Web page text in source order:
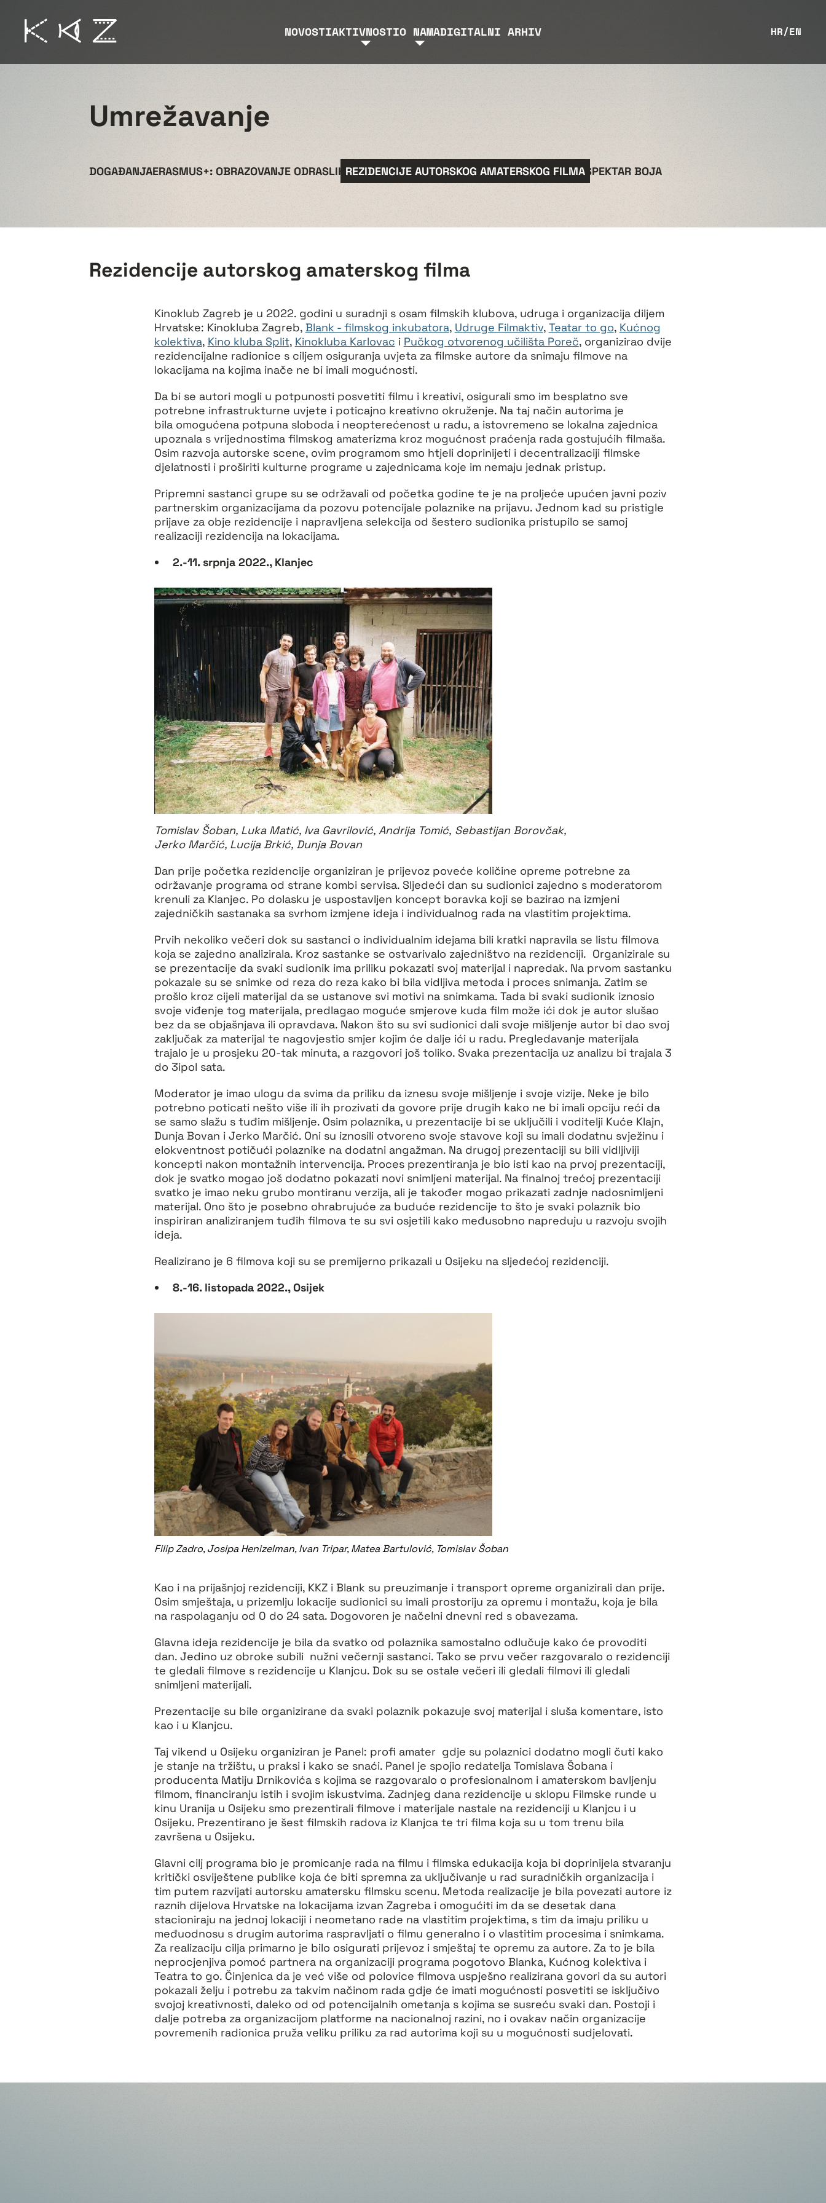
NOVOSTIAKTIVNOSTIO NAMADIGITALNI ARHIV HR/EN
Umrežavanje
DOGAĐANJAERASMUS+: OBRAZOVANJE ODRASLIH REZIDENCIJE AUTORSKOG AMATERSKOG FILMA SPEKTAR BOJA
Rezidencije autorskog amaterskog filma
Kinoklub Zagreb je u 2022. godini u suradnji s osam filmskih klubova, udruga i organizacija diljem
Hrvatske: Kinokluba Zagreb, Blank - filmskog inkubatora, Udruge Filmaktiv, Teatar to go, Kućnog
kolektiva, Kino kluba Split, Kinokluba Karlovac i Pučkog otvorenog učilišta Poreč, organizirao dvije
rezidencijalne radionice s ciljem osiguranja uvjeta za filmske autore da snimaju filmove na
lokacijama na kojima inače ne bi imali mogućnosti.
Da bi se autori mogli u potpunosti posvetiti filmu i kreativi, osigurali smo im besplatno sve
potrebne infrastrukturne uvjete i poticajno kreativno okruženje. Na taj način autorima je
bila omogućena potpuna sloboda i neopterećenost u radu, a istovremeno se lokalna zajednica
upoznala s vrijednostima filmskog amaterizma kroz mogućnost praćenja rada gostujućih filmaša.
Osim razvoja autorske scene, ovim programom smo htjeli doprinijeti i decentralizaciji filmske
djelatnosti i proširiti kulturne programe u zajednicama koje im nemaju jednak pristup.
Pripremni sastanci grupe su se održavali od početka godine te je na proljeće upućen javni poziv
partnerskim organizacijama da pozovu potencijale polaznike na prijavu. Jednom kad su pristigle
prijave za obje rezidencije i napravljena selekcija od šestero sudionika pristupilo se samoj
realizaciji rezidencija na lokacijama.
2.-11. srpnja 2022., Klanjec
Tomislav Šoban, Luka Matić, Iva Gavrilović, Andrija Tomić, Sebastijan Borovčak,
Jerko Marčić, Lucija Brkić, Dunja Bovan
Dan prije početka rezidencije organiziran je prijevoz poveće količine opreme potrebne za
održavanje programa od strane kombi servisa. Sljedeći dan su sudionici zajedno s moderatorom
krenuli za Klanjec. Po dolasku je uspostavljen koncept boravka koji se bazirao na izmjeni
zajedničkih sastanaka sa svrhom izmjene ideja i individualnog rada na vlastitim projektima.
Prvih nekoliko večeri dok su sastanci o individualnim idejama bili kratki napravila se listu filmova
koja se zajedno analizirala. Kroz sastanke se ostvarivalo zajedništvo na rezidenciji. Organizirale su
se prezentacije da svaki sudionik ima priliku pokazati svoj materijal i napredak. Na prvom sastanku
pokazale su se snimke od reza do reza kako bi bila vidljiva metoda i proces snimanja. Zatim se
prošlo kroz cijeli materijal da se ustanove svi motivi na snimkama. Tada bi svaki sudionik iznosio
svoje viđenje tog materijala, predlagao moguće smjerove kuda film može ići dok je autor slušao
bez da se objašnjava ili opravdava. Nakon što su svi sudionici dali svoje mišljenje autor bi dao svoj
zaključak za materijal te nagovjestio smjer kojim će dalje ići u radu. Pregledavanje materijala
trajalo je u prosjeku 20-tak minuta, a razgovori još toliko. Svaka prezentacija uz analizu bi trajala 3
do 3ipol sata.
Moderator je imao ulogu da svima da priliku da iznesu svoje mišljenje i svoje vizije. Neke je bilo
potrebno poticati nešto više ili ih prozivati da govore prije drugih kako ne bi imali opciju reći da
se samo slažu s tuđim mišljenje. Osim polaznika, u prezentacije bi se uključili i voditelji Kuće Klajn,
Dunja Bovan i Jerko Marčić. Oni su iznosili otvoreno svoje stavove koji su imali dodatnu svježinu i
elokventnost potičući polaznike na dodatni angažman. Na drugoj prezentaciji su bili vidljiviji
koncepti nakon montažnih intervencija. Proces prezentiranja je bio isti kao na prvoj prezentaciji,
dok je svatko mogao još dodatno pokazati novi snimljeni materijal. Na finalnoj trećoj prezentaciji
svatko je imao neku grubo montiranu verzija, ali je također mogao prikazati zadnje nadosnimljeni
materijal. Ono što je posebno ohrabrujuće za buduće rezidencije to što je svaki polaznik bio
inspiriran analiziranjem tuđih filmova te su svi osjetili kako međusobno napreduju u razvoju svojih
ideja.
Realizirano je 6 filmova koji su se premijerno prikazali u Osijeku na sljedećoj rezidenciji.
8.-16. listopada 2022., Osijek
Filip Zadro, Josipa Henizelman, Ivan Tripar, Matea Bartulović, Tomislav Šoban
Kao i na prijašnjoj rezidenciji, KKZ i Blank su preuzimanje i transport opreme organizirali dan prije.
Osim smještaja, u prizemlju lokacije sudionici su imali prostoriju za opremu i montažu, koja je bila
na raspolaganju od 0 do 24 sata. Dogovoren je načelni dnevni red s obavezama.
Glavna ideja rezidencije je bila da svatko od polaznika samostalno odlučuje kako će provoditi
dan. Jedino uz obroke subili nužni večernji sastanci. Tako se prvu večer razgovaralo o rezidenciji
te gledali filmove s rezidencije u Klanjcu. Dok su se ostale večeri ili gledali filmovi ili gledali
snimljeni materijali.
Prezentacije su bile organizirane da svaki polaznik pokazuje svoj materijal i sluša komentare, isto
kao i u Klanjcu.
Taj vikend u Osijeku organiziran je Panel: profi amater gdje su polaznici dodatno mogli čuti kako
je stanje na tržištu, u praksi i kako se snaći. Panel je spojio redatelja Tomislava Šobana i
producenta Matiju Drnikovića s kojima se razgovaralo o profesionalnom i amaterskom bavljenju
filmom, financiranju istih i svojim iskustvima. Zadnjeg dana rezidencije u sklopu Filmske runde u
kinu Uranija u Osijeku smo prezentirali filmove i materijale nastale na rezidenciji u Klanjcu i u
Osijeku. Prezentirano je šest filmskih radova iz Klanjca te tri filma koja su u tom trenu bila
završena u Osijeku.
Glavni cilj programa bio je promicanje rada na filmu i filmska edukacija koja bi doprinijela stvaranju
kritički osviještene publike koja će biti spremna za uključivanje u rad suradničkih organizacija i
tim putem razvijati autorsku amatersku filmsku scenu. Metoda realizacije je bila povezati autore iz
raznih dijelova Hrvatske na lokacijama izvan Zagreba i omogućiti im da se desetak dana
stacioniraju na jednoj lokaciji i neometano rade na vlastitim projektima, s tim da imaju priliku u
međuodnosu s drugim autorima raspravljati o filmu generalno i o vlastitim procesima i snimkama.
Za realizaciju cilja primarno je bilo osigurati prijevoz i smještaj te opremu za autore. Za to je bila
neprocjenjiva pomoć partnera na organizaciji programa pogotovo Blanka, Kućnog kolektiva i
Teatra to go. Činjenica da je već više od polovice filmova uspješno realizirana govori da su autori
pokazali želju i potrebu za takvim načinom rada gdje će imati mogućnosti posvetiti se isključivo
svojoj kreativnosti, daleko od od potencijalnih ometanja s kojima se susreću svaki dan. Postoji i
dalje potreba za organizacijom platforme na nacionalnoj razini, no i ovakav način organizacije
povremenih radionica pruža veliku priliku za rad autorima koji su u mogućnosti sudjelovati.